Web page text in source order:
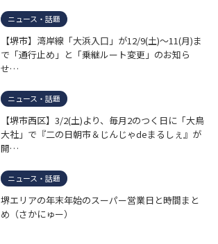
ニュース・話題
【堺市】湾岸線「大浜入口」が12/9(土)～11(月)ま
で「通行止め」と「乗継ルート変更」のお知ら
せ…
ニュース・話題
【堺市西区】3/2(土)より、毎月2のつく日に「大鳥
大社」で『二の日朝市＆じんじゃdeまるしぇ』が
開…
ニュース・話題
堺エリアの年末年始のスーパー営業日と時間まと
め（さかにゅー）